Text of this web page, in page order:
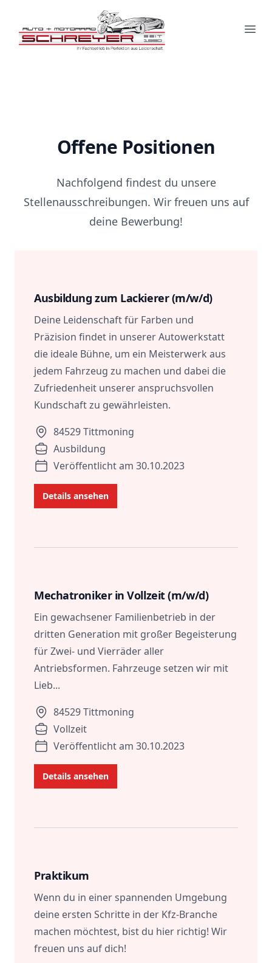
Offene Positionen
Nachfolgend findest du unsere
Stellenausschreibungen. Wir freuen uns auf
deine Bewerbung!
Role
Ausbildung zum Lackierer (m/w/d)
Description
Deine Leidenschaft für Farben und
Präzision findet in unserer Autowerkstatt
die ideale Bühne, um ein Meisterwerk aus
jedem Fahrzeug zu machen und dabei die
Zufriedenheit unserer anspruchsvollen
Kundschaft zu gewährleisten.
Location
84529 Tittmoning
Ausbildung
Veröffentlicht am 30.10.2023
Details ansehen
Role
Mechatroniker in Vollzeit (m/w/d)
Description
Ein gewachsener Familienbetrieb in der
dritten Generation mit großer Begeisterung
für Zwei- und Vierräder aller
Antriebsformen. Fahrzeuge setzen wir mit
Lieb...
Location
84529 Tittmoning
Vollzeit
Veröffentlicht am 30.10.2023
Details ansehen
Role
Praktikum
Description
Wenn du in einer spannenden Umgebung
deine ersten Schritte in der Kfz-Branche
machen möchtest, bist du hier richtig! Wir
freuen uns auf dich!
Location